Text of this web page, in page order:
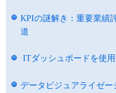
KPIの謎解き：重要業績
道
ITダッシュボードを使
データビジュアライゼ